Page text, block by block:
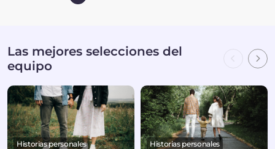
Las mejores selecciones del
equipo
Historias personales Historias personales